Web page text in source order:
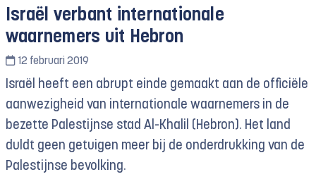
Israël verbant internationale
waarnemers uit Hebron
12 februari 2019
Israël heeft een abrupt einde gemaakt aan de officiële
aanwezigheid van internationale waarnemers in de
bezette Palestijnse stad Al-Khalil (Hebron). Het land
duldt geen getuigen meer bij de onderdrukking van de
Palestijnse bevolking.